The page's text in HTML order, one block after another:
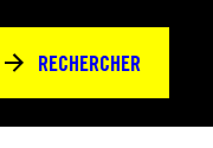
RECHERCHER